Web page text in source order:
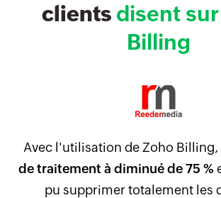
clients disent
Billing
Avec l'utilisation de Zoho Billing,
de traitement à diminué de 75 %
pu supprimer totalement les